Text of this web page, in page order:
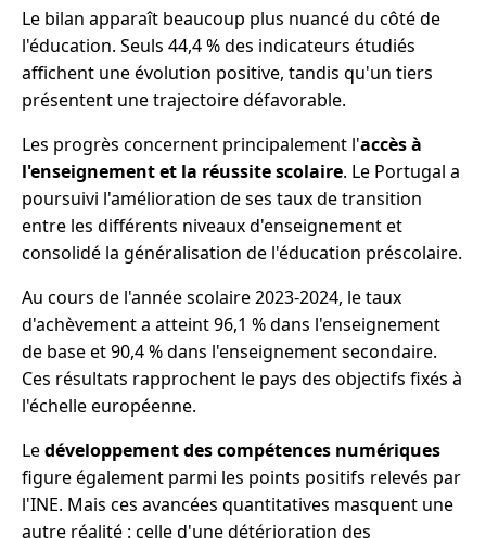
Le bilan apparaît beaucoup plus nuancé du côté de
l'éducation. Seuls 44,4 % des indicateurs étudiés
affichent une évolution positive, tandis qu'un tiers
présentent une trajectoire défavorable.
Les progrès concernent principalement l'accès à
l'enseignement et la réussite scolaire. Le Portugal a
poursuivi l'amélioration de ses taux de transition
entre les différents niveaux d'enseignement et
consolidé la généralisation de l'éducation préscolaire.
Au cours de l'année scolaire 2023-2024, le taux
d'achèvement a atteint 96,1 % dans l'enseignement
de base et 90,4 % dans l'enseignement secondaire.
Ces résultats rapprochent le pays des objectifs fixés à
l'échelle européenne.
Ledéveloppement des compétences numériques
figure également parmi les points positifs relevés par
l'INE. Mais ces avancées quantitatives masquent une
autre réalité : celle d'une détérioration des